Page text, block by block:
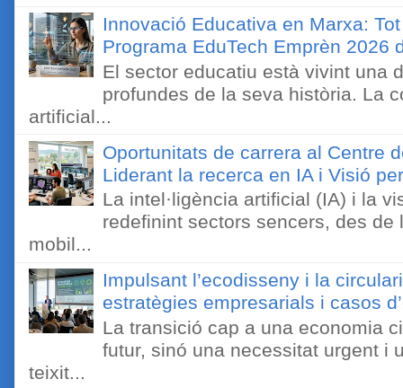
Innovació Educativa en Marxa:
Programa EduTech Emprèn 2026
El sector educatiu està vivint una
profundes de la seva història. La
artificial...
Oportunitats de carrera al Centre
Liderant la recerca en IA i Visió
La intel·ligència artificial (IA) i la
redefinint sectors sencers, des
mobil...
Impulsant l’ecodisseny i la
estratègies empresarials i casos
La transició cap a una economia
futur, sinó una necessitat urgent i
teixit...